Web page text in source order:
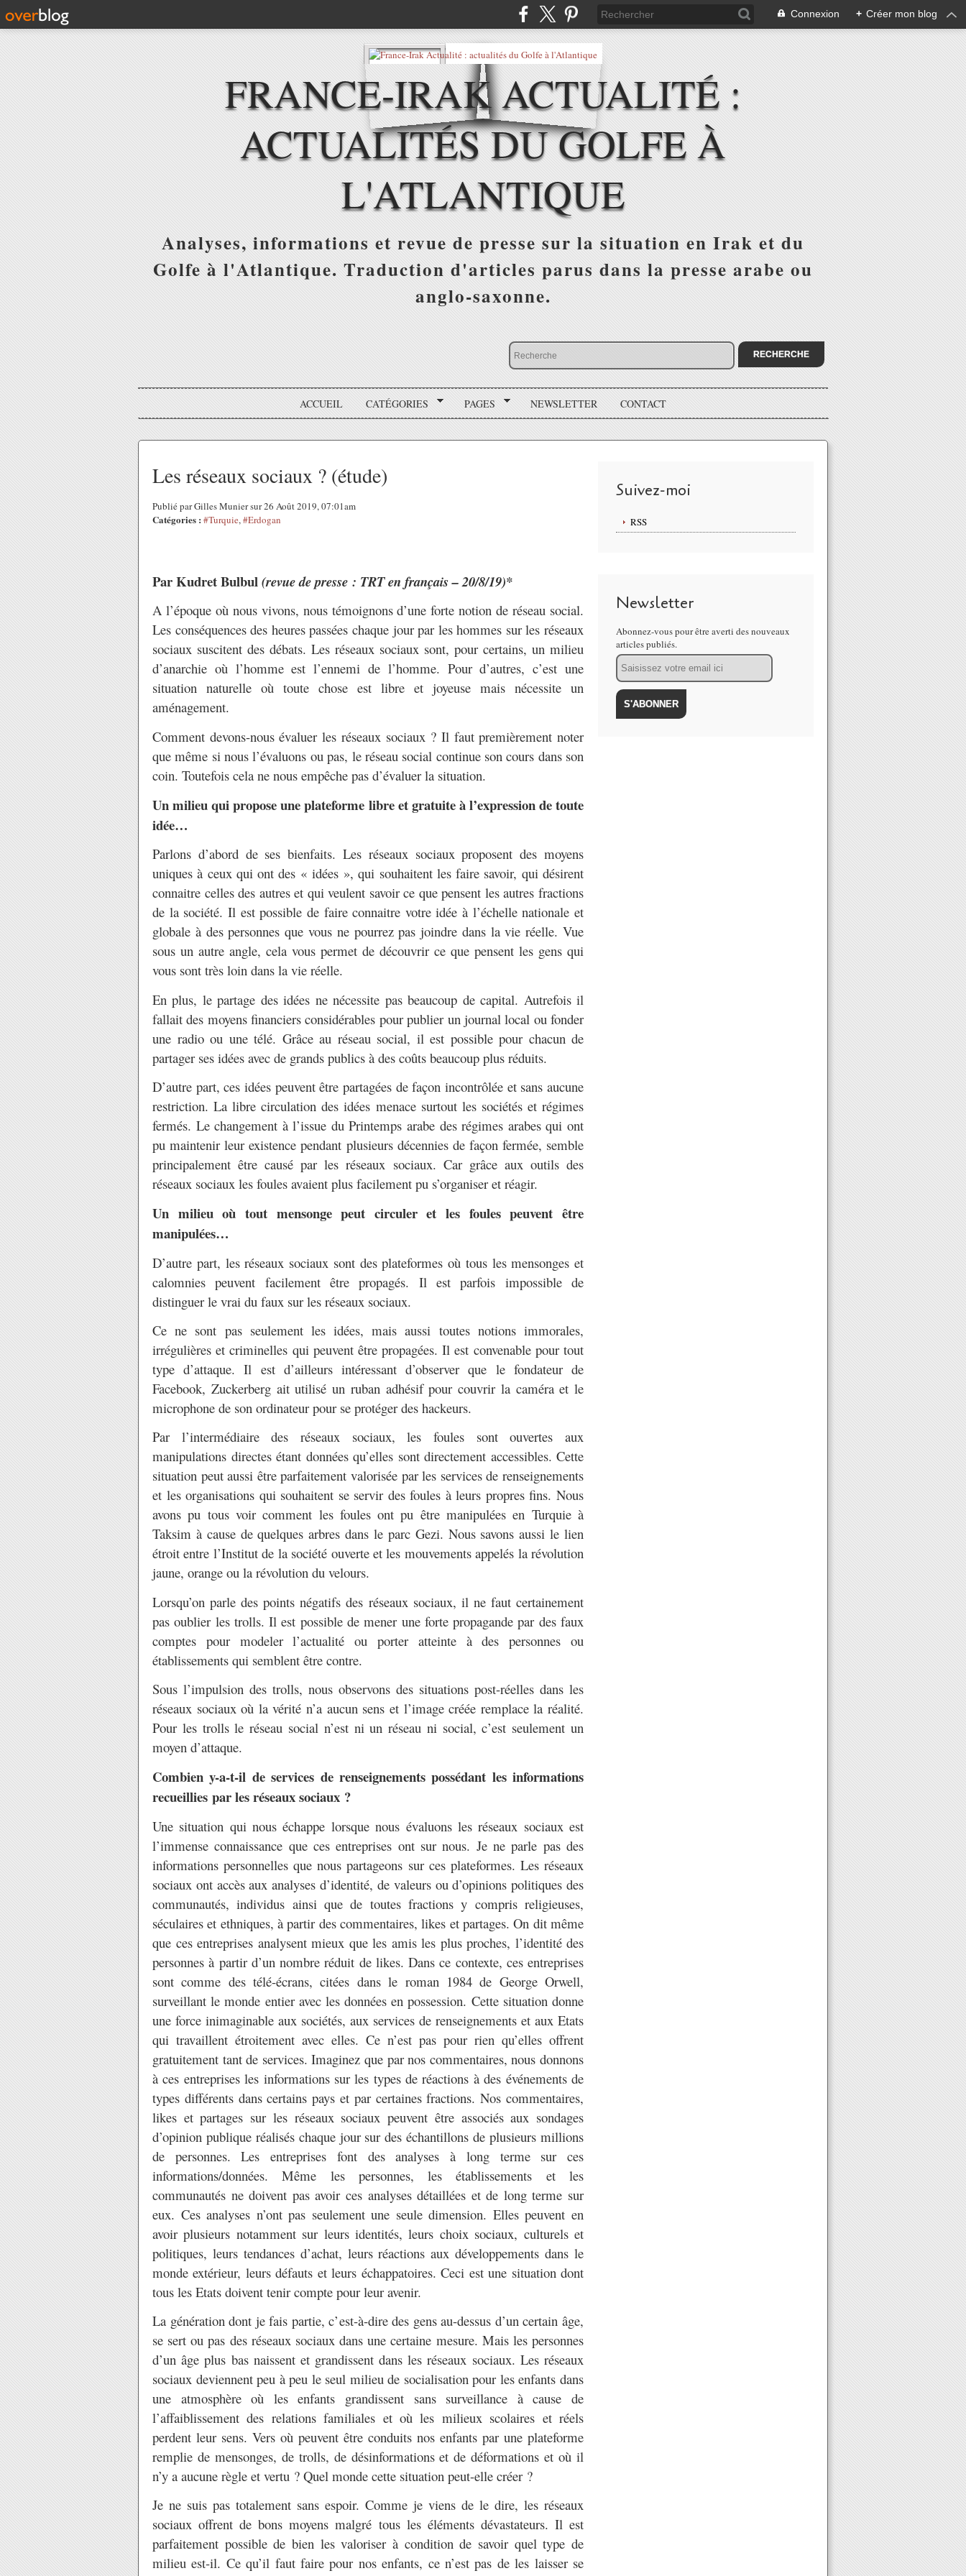
Connexion + Créer mon blog
FRANCE-IRAK ACTUALITÉ :
ACTUALITÉS DU GOLFE À
L'ATLANTIQUE
Analyses, informations et revue de presse sur la situation en Irak et du
Golfe à l'Atlantique. Traduction d'articles parus dans la presse arabe ou
anglo-saxonne.
ACCUEIL CATÉGORIES PAGES NEWSLETTER CONTACT
Les réseaux sociaux ? (étude)
Publié par Gilles Munier sur 26 Août 2019, 07:01am
Catégories : #Turquie,#Erdogan
Par Kudret Bulbul(revue de presse : TRT en français – 20/8/19)*
A l’époque où nous vivons, nous témoignons d’une forte notion de réseau social.
Les conséquences des heures passées chaque jour par les hommes sur les réseaux
sociaux suscitent des débats. Les réseaux sociaux sont, pour certains, un milieu
d’anarchie où l’homme est l’ennemi de l’homme. Pour d’autres, c’est une
situation naturelle où toute chose est libre et joyeuse mais nécessite un
aménagement.
Comment devons-nous évaluer les réseaux sociaux ? Il faut premièrement noter
que même si nous l’évaluons ou pas, le réseau social continue son cours dans son
coin. Toutefois cela ne nous empêche pas d’évaluer la situation.
Un milieu qui propose une plateforme libre et gratuite à l’expression de toute
idée…
Parlons d’abord de ses bienfaits. Les réseaux sociaux proposent des moyens
uniques à ceux qui ont des « idées », qui souhaitent les faire savoir, qui désirent
connaitre celles des autres et qui veulent savoir ce que pensent les autres fractions
de la société. Il est possible de faire connaitre votre idée à l’échelle nationale et
globale à des personnes que vous ne pourrez pas joindre dans la vie réelle. Vue
sous un autre angle, cela vous permet de découvrir ce que pensent les gens qui
vous sont très loin dans la vie réelle.
En plus, le partage des idées ne nécessite pas beaucoup de capital. Autrefois il
fallait des moyens financiers considérables pour publier un journal local ou fonder
une radio ou une télé. Grâce au réseau social, il est possible pour chacun de
partager ses idées avec de grands publics à des coûts beaucoup plus réduits.
D’autre part, ces idées peuvent être partagées de façon incontrôlée et sans aucune
restriction. La libre circulation des idées menace surtout les sociétés et régimes
fermés. Le changement à l’issue du Printemps arabe des régimes arabes qui ont
pu maintenir leur existence pendant plusieurs décennies de façon fermée, semble
principalement être causé par les réseaux sociaux. Car grâce aux outils des
réseaux sociaux les foules avaient plus facilement pu s’organiser et réagir.
Un milieu où tout mensonge peut circuler et les foules peuvent être
manipulées…
D’autre part, les réseaux sociaux sont des plateformes où tous les mensonges et
calomnies peuvent facilement être propagés. Il est parfois impossible de
distinguer le vrai du faux sur les réseaux sociaux.
Ce ne sont pas seulement les idées, mais aussi toutes notions immorales,
irrégulières et criminelles qui peuvent être propagées. Il est convenable pour tout
type d’attaque. Il est d’ailleurs intéressant d’observer que le fondateur de
Facebook, Zuckerberg ait utilisé un ruban adhésif pour couvrir la caméra et le
microphone de son ordinateur pour se protéger des hackeurs.
Par l’intermédiaire des réseaux sociaux, les foules sont ouvertes aux
manipulations directes étant données qu’elles sont directement accessibles. Cette
situation peut aussi être parfaitement valorisée par les services de renseignements
et les organisations qui souhaitent se servir des foules à leurs propres fins. Nous
avons pu tous voir comment les foules ont pu être manipulées en Turquie à
Taksim à cause de quelques arbres dans le parc Gezi. Nous savons aussi le lien
étroit entre l’Institut de la société ouverte et les mouvements appelés la révolution
jaune, orange ou la révolution du velours.
Lorsqu’on parle des points négatifs des réseaux sociaux, il ne faut certainement
pas oublier les trolls. Il est possible de mener une forte propagande par des faux
comptes pour modeler l’actualité ou porter atteinte à des personnes ou
établissements qui semblent être contre.
Sous l’impulsion des trolls, nous observons des situations post-réelles dans les
réseaux sociaux où la vérité n’a aucun sens et l’image créée remplace la réalité.
Pour les trolls le réseau social n’est ni un réseau ni social, c’est seulement un
moyen d’attaque.
Combien y-a-t-il de services de renseignements possédant les informations
recueillies par les réseaux sociaux ?
Une situation qui nous échappe lorsque nous évaluons les réseaux sociaux est
l’immense connaissance que ces entreprises ont sur nous. Je ne parle pas des
informations personnelles que nous partageons sur ces plateformes. Les réseaux
sociaux ont accès aux analyses d’identité, de valeurs ou d’opinions politiques des
communautés, individus ainsi que de toutes fractions y compris religieuses,
séculaires et ethniques, à partir des commentaires, likes et partages. On dit même
que ces entreprises analysent mieux que les amis les plus proches, l’identité des
personnes à partir d’un nombre réduit de likes. Dans ce contexte, ces entreprises
sont comme des télé-écrans, citées dans le roman 1984 de George Orwell,
surveillant le monde entier avec les données en possession. Cette situation donne
une force inimaginable aux sociétés, aux services de renseignements et aux Etats
qui travaillent étroitement avec elles. Ce n’est pas pour rien qu’elles offrent
gratuitement tant de services. Imaginez que par nos commentaires, nous donnons
à ces entreprises les informations sur les types de réactions à des événements de
types différents dans certains pays et par certaines fractions. Nos commentaires,
likes et partages sur les réseaux sociaux peuvent être associés aux sondages
d’opinion publique réalisés chaque jour sur des échantillons de plusieurs millions
de personnes. Les entreprises font des analyses à long terme sur ces
informations/données. Même les personnes, les établissements et les
communautés ne doivent pas avoir ces analyses détaillées et de long terme sur
eux. Ces analyses n’ont pas seulement une seule dimension. Elles peuvent en
avoir plusieurs notamment sur leurs identités, leurs choix sociaux, culturels et
politiques, leurs tendances d’achat, leurs réactions aux développements dans le
monde extérieur, leurs défauts et leurs échappatoires. Ceci est une situation dont
tous les Etats doivent tenir compte pour leur avenir.
La génération dont je fais partie, c’est-à-dire des gens au-dessus d’un certain âge,
se sert ou pas des réseaux sociaux dans une certaine mesure. Mais les personnes
d’un âge plus bas naissent et grandissent dans les réseaux sociaux. Les réseaux
sociaux deviennent peu à peu le seul milieu de socialisation pour les enfants dans
une atmosphère où les enfants grandissent sans surveillance à cause de
l’affaiblissement des relations familiales et où les milieux scolaires et réels
perdent leur sens. Vers où peuvent être conduits nos enfants par une plateforme
remplie de mensonges, de trolls, de désinformations et de déformations et où il
n’y a aucune règle et vertu ? Quel monde cette situation peut-elle créer ?
Je ne suis pas totalement sans espoir. Comme je viens de le dire, les réseaux
sociaux offrent de bons moyens malgré tous les éléments dévastateurs. Il est
parfaitement possible de bien les valoriser à condition de savoir quel type de
milieu est-il. Ce qu’il faut faire pour nos enfants, ce n’est pas de les laisser se
Suivez-moi
RSS
Newsletter
Abonnez-vous pour être averti des nouveaux
articles publiés.
Email